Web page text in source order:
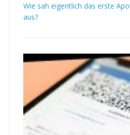
Wie sah eigentlich das erste
aus?